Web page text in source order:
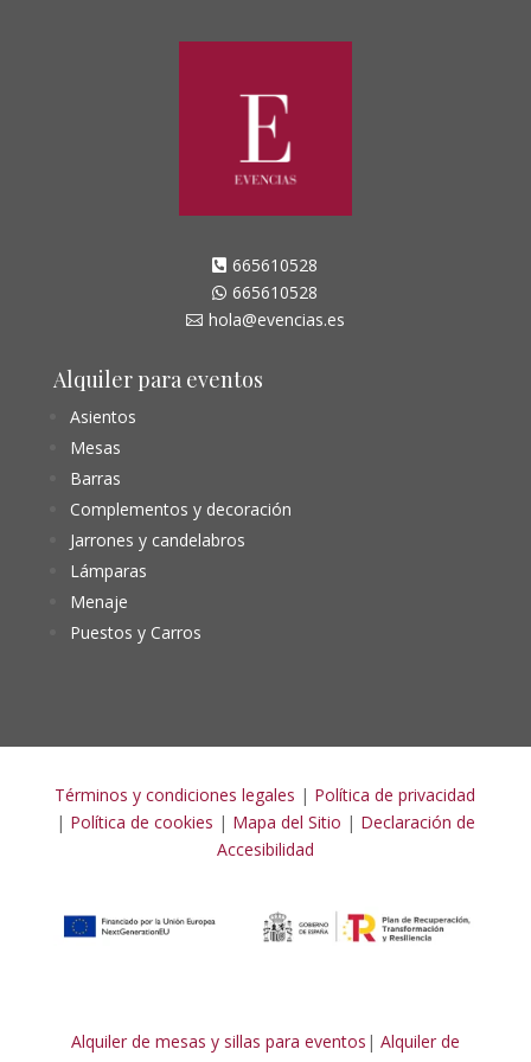
 665610528
 665610528
 hola@evencias.es
Alquiler para eventos
Asientos
Mesas
Barras
Complementos y decoración
Jarrones y candelabros
Lámparas
Menaje
Puestos y Carros
Términos y condiciones legales | Política de privacidad
| Política de cookies | Mapa del Sitio | Declaración de
Accesibilidad
Alquiler de mesas y sillas para eventos | Alquiler de